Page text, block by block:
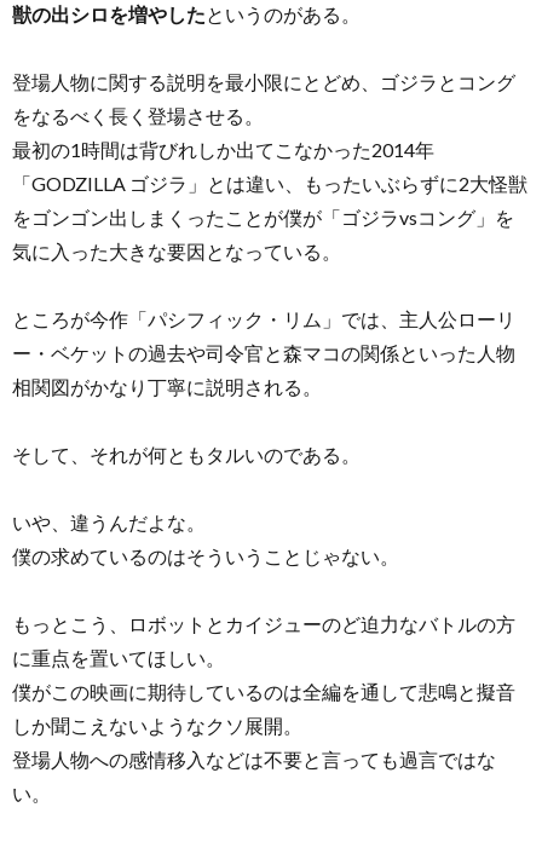
獣の出シロを増やした というのがある。
登場人物に関する説明を最小限にとどめ、ゴジラとコング
をなるべく長く登場させる。
最初の1時間は背びれしか出てこなかった2014年
「GODZILLA ゴジラ」とは違い、もったいぶらずに2大怪獣
をゴンゴン出しまくったことが僕が「ゴジラvsコング」を
気に入った大きな要因となっている。
ところが今作「パシフィック・リム」では、主人公ローリ
ー・ベケットの過去や司令官と森マコの関係といった人物
相関図がかなり丁寧に説明される。
そして、それが何ともタルいのである。
いや、違うんだよな。
僕の求めているのはそういうことじゃない。
もっとこう、ロボットとカイジューのど迫力なバトルの方
に重点を置いてほしい。
僕がこの映画に期待しているのは全編を通して悲鳴と擬音
しか聞こえないようなクソ展開。
登場人物への感情移入などは不要と言っても過言ではな
い。